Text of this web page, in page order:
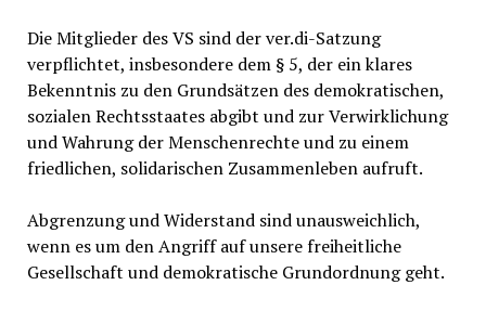
Die Mitglieder des VS sind der ver.di-Satzung
verpflichtet, insbesondere dem § 5, der ein klares
Bekenntnis zu den Grundsätzen des demokratischen,
sozialen Rechtsstaates abgibt und zur Verwirklichung
und Wahrung der Menschenrechte und zu einem
friedlichen, solidarischen Zusammenleben aufruft.
Abgrenzung und Widerstand sind unausweichlich,
wenn es um den Angriff auf unsere freiheitliche
Gesellschaft und demokratische Grundordnung geht.